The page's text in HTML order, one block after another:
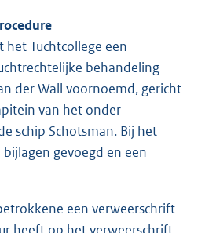
Tuchtcollege een
behandeling
der Wall voornoemd, gericht
van het onder
schip Schotsman. Bij het
gevoegd en een
een verweerschrift